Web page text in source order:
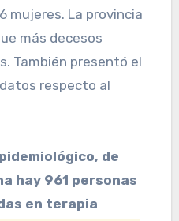
mujeres. La provincia
más decesos
También presentó el
respecto al
de
hay 961 personas
en terapia